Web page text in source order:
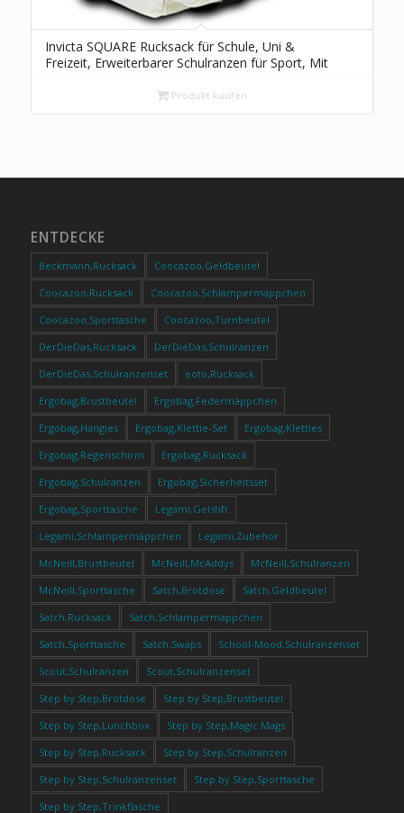
Invicta SQUARE Rucksack für Schule, Uni &
Freizeit, Erweiterbarer Schulranzen für Sport, Mit
Schultasche für Teenager, Mädchen und Jungen,
Extra Platz, weiß
Produkt kaufen
ENTDECKE
Beckmann,Rucksack
Coocazoo,Geldbeutel
Coocazoo,Rucksack
Coocazoo,Schlampermäppchen
Coocazoo,Sporttasche
Coocazoo,Turnbeutel
DerDieDas,Rucksack
DerDieDas,Schulranzen
DerDieDas,Schulranzenset
eoto,Rucksack
Ergobag,Brustbeutel
Ergobag,Federmäppchen
Ergobag,Hangies
Ergobag,Klettie-Set
Ergobag,Kletties
Ergobag,Regenschirm
Ergobag,Rucksack
Ergobag,Schulranzen
Ergobag,Sicherheitsset
Ergobag,Sporttasche
Legami,Gelstift
Legami,Schlampermäppchen
Legami,Zubehör
McNeill,Brustbeutel
McNeill,McAddys
McNeill,Schulranzen
McNeill,Sporttasche
Satch,Brotdose
Satch,Geldbeutel
Satch,Rucksack
Satch,Schlampermäppchen
Satch,Sporttasche
Satch,Swaps
School-Mood,Schulranzenset
Scout,Schulranzen
Scout,Schulranzenset
Step by Step,Brotdose
Step by Step,Brustbeutel
Step by Step,Lunchbox
Step by Step,Magic Mags
Step by Step,Rucksack
Step by Step,Schulranzen
Step by Step,Schulranzenset
Step by Step,Sporttasche
Step by Step,Trinkflasche